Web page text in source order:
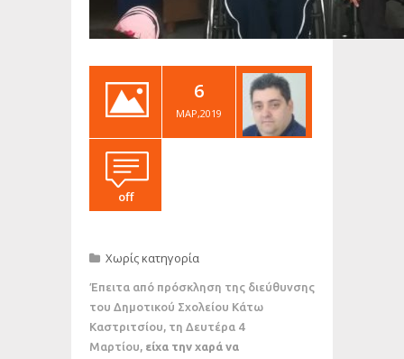
6
ΜΑΡ,2019
off
Χωρίς κατηγορία
Έπειτα από πρόσκληση της διεύθυνσης
του Δημοτικού Σχολείου Κάτω
Καστριτσίου, τη Δευτέρα 4
Μαρτίου, είχα την χαρά να